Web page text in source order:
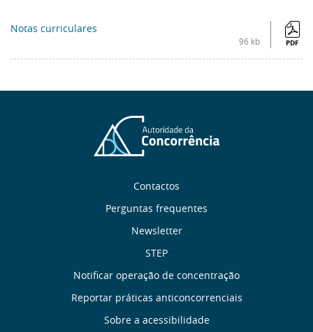
Notas curriculares
96 kb PDF
Contactos
Perguntas frequentes
Newsletter
STEP
Notificar operação de concentração
Reportar práticas anticoncorrenciais
Sobre a acessibilidade